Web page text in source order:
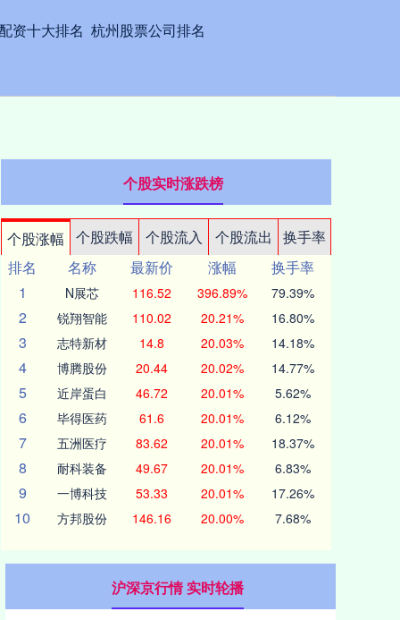
资十大排名 杭州股票公司排名
个股实时涨跌榜
个股涨幅 个股跌幅 个股流入 个股流出
换手率
排名
名称 最新价 涨幅
换手率
1
N展芯 116.52 396.89% 79.39%
2 锐翔智能 110.02 20.21% 16.80%
3 志特新材 14.8 20.03% 14.18%
4 博腾股份 20.44 20.02% 14.77%
5 近岸蛋白 46.72 20.01% 5.62%
6 毕得医药 61.6 20.01% 6.12%
7 五洲医疗 83.62 20.01% 18.37%
8 耐科装备 49.67 20.01% 6.83%
9 一博科技 53.33 20.01% 17.26%
10 方邦股份 146.16 20.00% 7.68%
沪深京行情 实时轮播